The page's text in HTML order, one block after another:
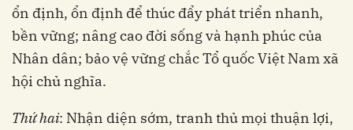
ổn định, ổn định để thúc đẩy phát triển nhanh,
bền vững; nâng cao đời sống và hạnh phúc của
Nhân dân; bảo vệ vững chắc Tổ quốc Việt Nam xã
hội chủ nghĩa.
Thứ hai: Nhận diện sớm, tranh thủ mọi thuận lợi,